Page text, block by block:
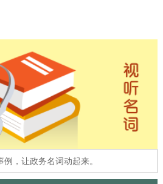
我要咨询 我要建议
在线访谈 图说互动
，让政务名词动起来。